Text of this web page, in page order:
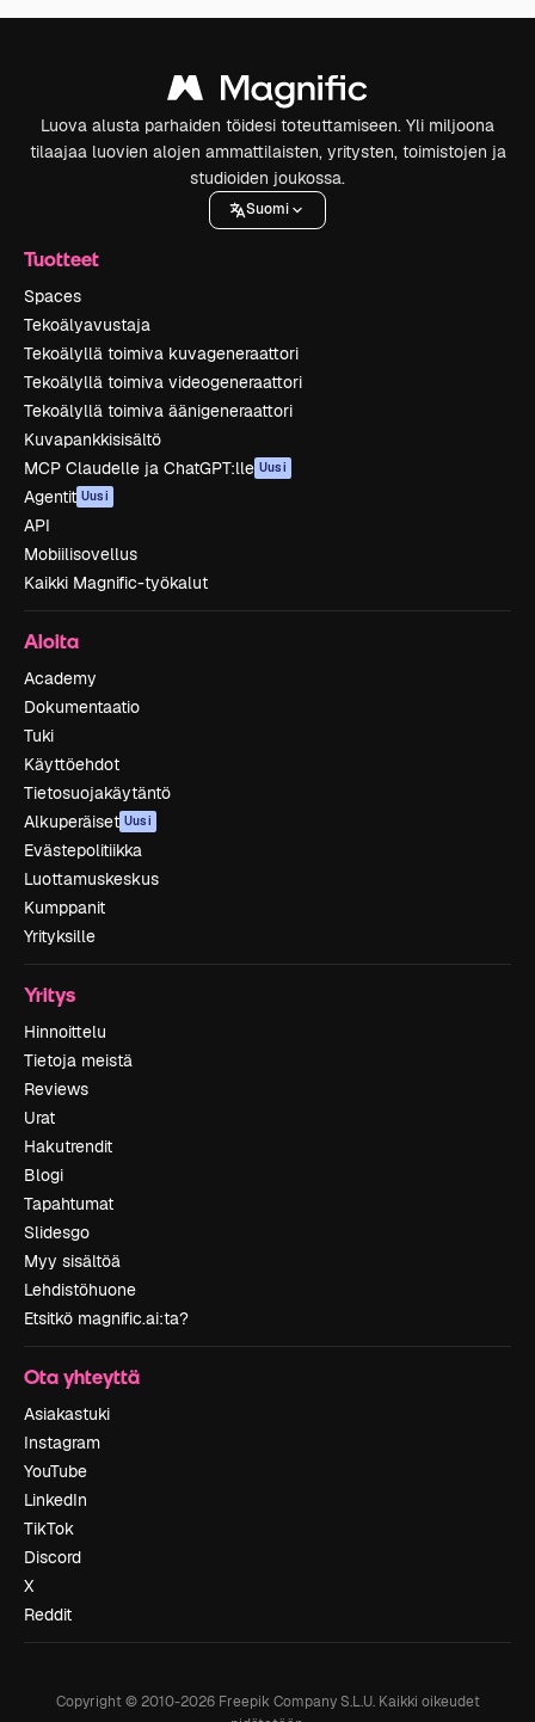
Luova alusta parhaiden töidesi toteuttamiseen. Yli miljoona
tilaajaa luovien alojen ammattilaisten, yritysten, toimistojen ja
studioiden joukossa.
Suomi
Tuotteet
Spaces
Tekoälyavustaja
Tekoälyllä toimiva kuvageneraattori
Tekoälyllä toimiva videogeneraattori
Tekoälyllä toimiva äänigeneraattori
Kuvapankkisisältö
MCP Claudelle ja ChatGPT:lle Uusi
Agentit Uusi
API
Mobiilisovellus
Kaikki Magnific-työkalut
Aloita
Academy
Dokumentaatio
Tuki
Käyttöehdot
Tietosuojakäytäntö
Alkuperäiset Uusi
Evästepolitiikka
Luottamuskeskus
Kumppanit
Yrityksille
Yritys
Hinnoittelu
Tietoja meistä
Reviews
Urat
Hakutrendit
Blogi
Tapahtumat
Slidesgo
Myy sisältöä
Lehdistöhuone
Etsitkö magnific.ai:ta?
Ota yhteyttä
Asiakastuki
Instagram
YouTube
LinkedIn
TikTok
Discord
X
Reddit
Copyright © 2010-2026Freepik Company S.L.U. Kaikki oikeudet